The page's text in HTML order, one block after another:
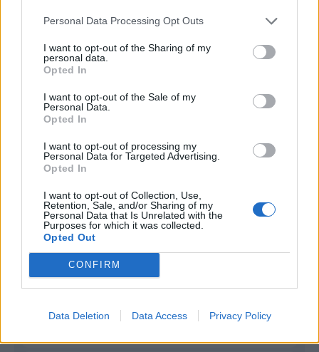
Personal Data Processing Opt Outs
I want to opt-out of the Sharing of my
personal data.
Opted In
I want to opt-out of the Sale of my
Personal Data.
Opted In
I want to opt-out of processing my
Personal Data for Targeted Advertising.
Opted In
I want to opt-out of Collection, Use,
Retention, Sale, and/or Sharing of my
Personal Data that Is Unrelated with the
Purposes for which it was collected.
Opted Out
CONFIRM
Data Deletion Data Access Privacy Policy
Infortunato 0 - 0%
Inutilizzato
Scarica riepilogo
stagionale
Giornata Voto FV Entrato Uscito Bonus/Malus
SIV-BAR
-GRA